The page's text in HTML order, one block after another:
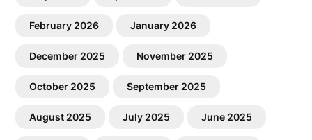
February 2026 January 2026
December 2025 November 2025
October 2025 September 2025
August 2025 July 2025 June 2025